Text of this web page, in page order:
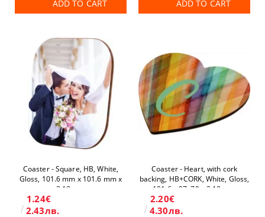
ADD TO CART ADD TO CART
Coaster - Square, HB, White,
Gloss, 101.6 mm x 101.6 mm х
3.18 mm
1.24€
2.43лв.
Coaster - Heart, with cork
backing, HB+CORK, White, Gloss,
101.6 x 97.,79 x 3.18 mm
2.20€
4.30лв.